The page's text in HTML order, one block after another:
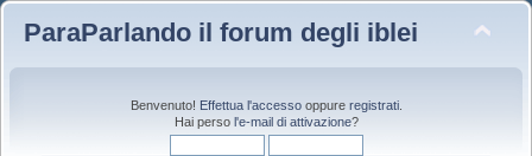
ParaParlando il forum degli iblei
Benvenuto! Effettua l'accessooppure registrati.
Hai perso l'e-mail di attivazione?